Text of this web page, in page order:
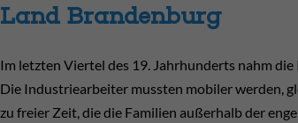
Land Brandenburg
Im letzten Viertel des 19. Jahrhunderts nahm
Die Industriearbeiter mussten mobiler werden,
zu freier Zeit, die die Familien außerhalb der